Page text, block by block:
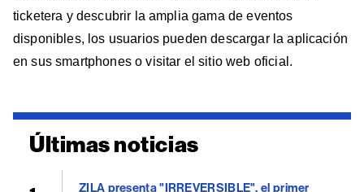
ticketera y descubrir la amplia gama de eventos
disponibles, los usuarios pueden descargar la aplicación
en sus smartphones o visitar el sitio web oficial.
Últimas noticias
ZILA presenta "IRREVERSIBLE", el primer